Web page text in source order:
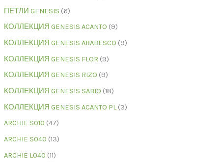
ПЕТЛИ GENESIS 6
КОЛЛЕКЦИЯ GENESIS ACANTO 9
КОЛЛЕКЦИЯ GENESIS ARABESCO 9
КОЛЛЕКЦИЯ GENESIS FLOR 9
КОЛЛЕКЦИЯ GENESIS RIZO 9
КОЛЛЕКЦИЯ GENESIS SABIO 18
КОЛЛЕКЦИЯ GENESIS ACANTO PL 3
ARCHIE S010 47
ARCHIE S040 13
ARCHIE L040 11